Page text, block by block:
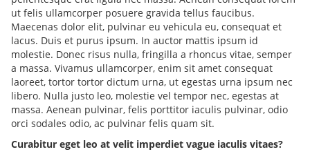
ut felis ullamcorper posuere gravida tellus faucibus.
Maecenas dolor elit, pulvinar eu vehicula eu, consequat et
lacus. Duis et purus ipsum. In auctor mattis ipsum id
molestie. Donec risus nulla, fringilla a rhoncus vitae, semper
a massa. Vivamus ullamcorper, enim sit amet consequat
laoreet, tortor tortor dictum urna, ut egestas urna ipsum nec
libero. Nulla justo leo, molestie vel tempor nec, egestas at
massa. Aenean pulvinar, felis porttitor iaculis pulvinar, odio
orci sodales odio, ac pulvinar felis quam sit.
Curabitur eget leo at velit imperdiet vague iaculis vitaes?